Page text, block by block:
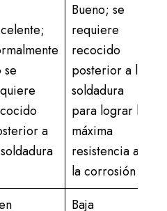
se
a
Bueno; se
requiere
recocido
posterior a la
soldadura
para lograr la
máxima
resistencia a
la corrosión
Baja